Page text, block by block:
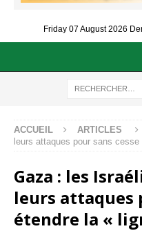
Friday 07 August 2026
ACCUEIL ARTICLES
leurs attaques pour sans
Gaza : les
leurs attaques
étendre la «